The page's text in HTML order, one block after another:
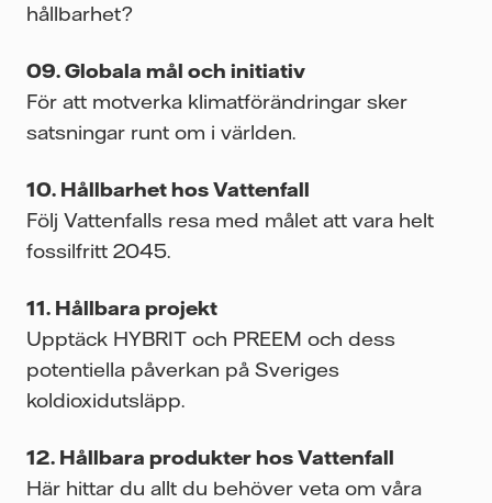
hållbarhet?
Globala mål och initiativ
För att motverka klimatförändringar sker
satsningar runt om i världen.
Hållbarhet hos Vattenfall
Följ Vattenfalls resa med målet att vara helt
fossilfritt 2045.
Hållbara projekt
Upptäck HYBRIT och PREEM och dess
potentiella påverkan på Sveriges
koldioxidutsläpp.
Hållbara produkter hos Vattenfall
Här hittar du allt du behöver veta om våra